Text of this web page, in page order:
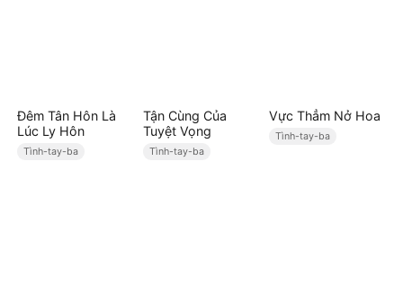
Đêm Tân Hôn Là
Lúc Ly Hôn
Tình-tay-ba
Tận Cùng Của
Tuyệt Vọng
Tình-tay-ba
Vực Thẳm Nở Hoa
Tình-tay-ba